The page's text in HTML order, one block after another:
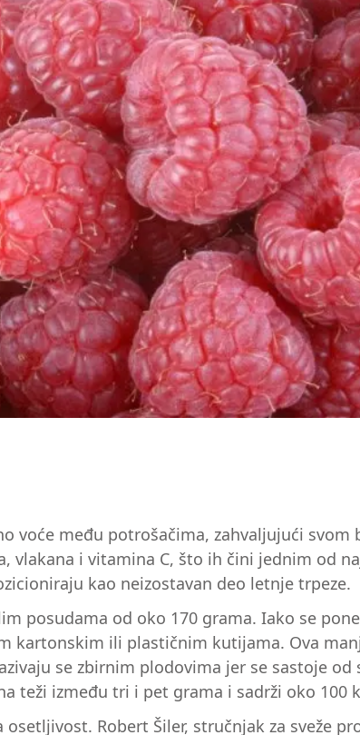
voće među potrošačima, zahvaljujući
vlakana i vitamina C, što ih čini jednim od
kao neizostavan deo letnje trpeze.
posudama od oko 170 grama. Iako se
kartonskim ili plastičnim kutijama. Ova
se zbirnim plodovima jer se sastoje
teži između tri i pet grama i sadrži oko 100
Robert Šiler, stručnjak za sveže